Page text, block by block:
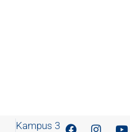
Kampus 3